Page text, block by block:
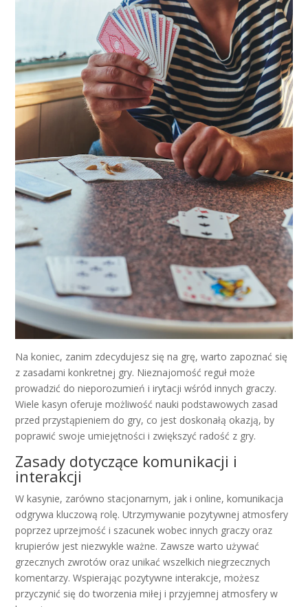
Na koniec, zanim zdecydujesz się na grę, warto zapoznać się
z zasadami konkretnej gry. Nieznajomość reguł może
prowadzić do nieporozumień i irytacji wśród innych graczy.
Wiele kasyn oferuje możliwość nauki podstawowych zasad
przed przystąpieniem do gry, co jest doskonałą okazją, by
poprawić swoje umiejętności i zwiększyć radość z gry.
Zasady dotyczące komunikacji i
interakcji
W kasynie, zarówno stacjonarnym, jak i online, komunikacja
odgrywa kluczową rolę. Utrzymywanie pozytywnej atmosfery
poprzez uprzejmość i szacunek wobec innych graczy oraz
krupierów jest niezwykle ważne. Zawsze warto używać
grzecznych zwrotów oraz unikać wszelkich niegrzecznych
komentarzy. Wspierając pozytywne interakcje, możesz
przyczynić się do tworzenia miłej i przyjemnej atmosfery w